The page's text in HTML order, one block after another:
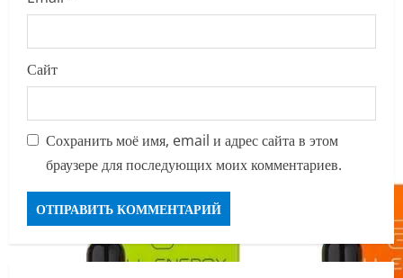
Сайт
Сохранить моё имя, email и адрес сайта в этом
браузере для последующих моих комментариев.